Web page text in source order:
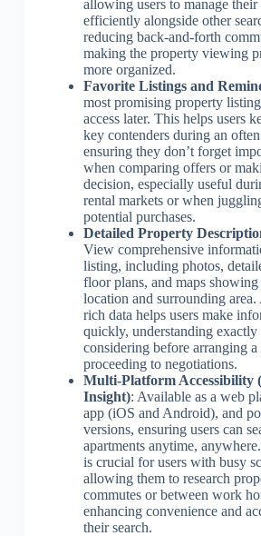
allowing users to manage their
efficiently alongside other
reducing back-and-forth
making the property viewing
more organized.
Favorite Listings and
most promising property
access later. This helps users
key contenders during an
ensuring they don’t forget
when comparing offers or
decision, especially useful
rental markets or when
potential purchases.
Detailed Property
View comprehensive
listing, including photos,
floor plans, and maps showing
location and surrounding area.
rich data helps users make
quickly, understanding exactly
considering before arranging
proceeding to negotiations.
Multi-Platform Accessibility
Insight): Available as a web
app (iOS and Android), and
versions, ensuring users can
apartments anytime,
is crucial for users with busy
allowing them to research
commutes or between work
enhancing convenience and
their search.